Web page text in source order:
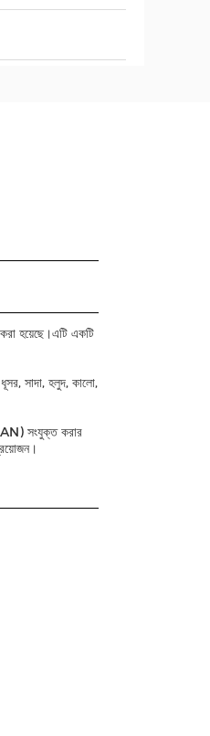
হয়েছে।এটি একটি
সাদা, হলুদ, কালো,
সংযুক্ত করার